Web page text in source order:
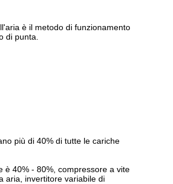
è il metodo di funzionamento
di punta.
più di 40% di tutte le cariche
è 40% - 80%, compressore a vite
aria, invertitore variabile di